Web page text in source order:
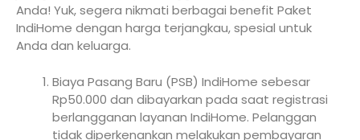
Anda! Yuk, segera nikmati berbagai benefit Paket
IndiHome dengan harga terjangkau, spesial untuk
Anda dan keluarga.
Biaya Pasang Baru (PSB) IndiHome sebesar
Rp50.000 dan dibayarkan pada saat registrasi
berlangganan layanan IndiHome. Pelanggan
tidak diperkenankan melakukan pembayaran